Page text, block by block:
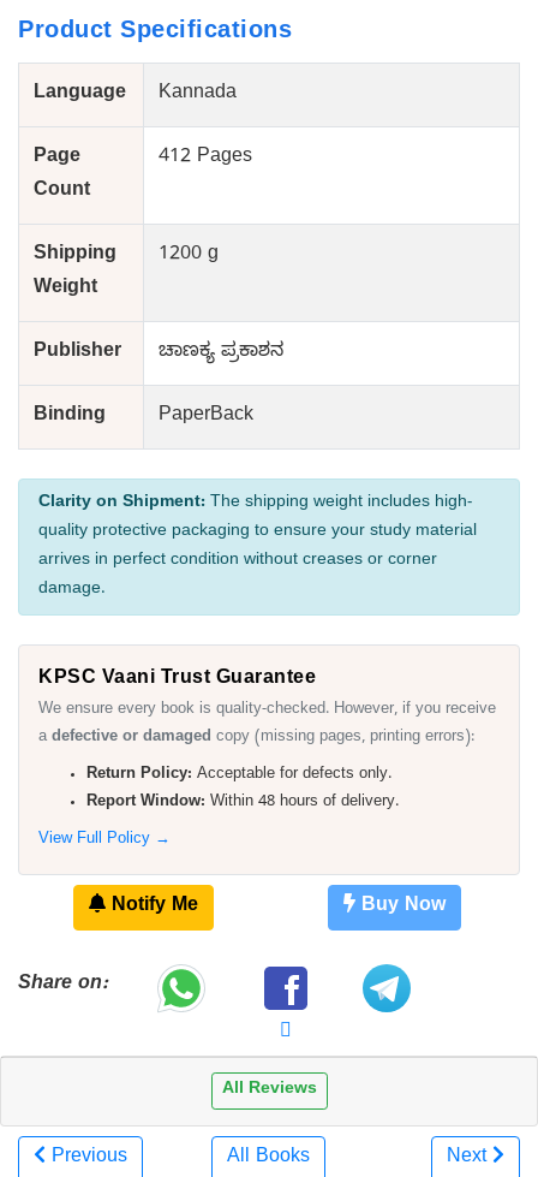
Product Specifications
Language Kannada
Page
Count
412 Pages
Shipping
Weight
1200 g
Publisher ಚಾಣಕ್ಯ ಪ್ರಕಾಶನ
Binding PaperBack
Clarity on Shipment: The shipping weight includes high-
quality protective packaging to ensure your study material
arrives in perfect condition without creases or corner
damage.
KPSC Vaani Trust Guarantee
We ensure every book is quality-checked. However, if you receive
adefective or damaged copy (missing pages, printing errors):
Return Policy: Acceptable for defects only.
Report Window: Within 48 hours of delivery.
View Full Policy →
Notify Me Buy Now
Share on:
All Reviews
Previous All Books Next